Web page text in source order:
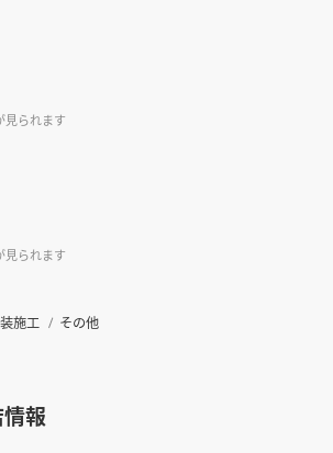
見られます
見られます
施工 その他
報